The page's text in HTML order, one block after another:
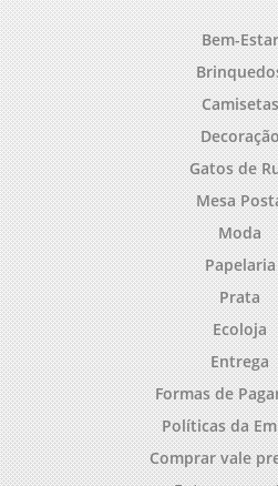
Bem-Estar
Camisetas
Gatos de
Mesa
Moda
Papelaria
Prata
Ecoloja
Entrega
Formas de
Políticas da
Comprar vale